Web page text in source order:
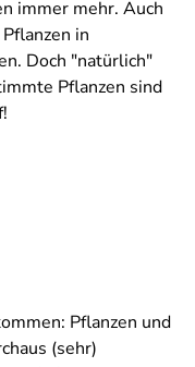
immer mehr. Auch
in
Doch "natürlich"
Pflanzen sind
Pflanzen und
(sehr)